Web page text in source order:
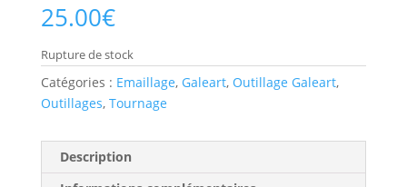
25.00€
Rupture de stock
Catégories : Emaillage, Galeart, Outillage Galeart,
Outillages, Tournage
Description